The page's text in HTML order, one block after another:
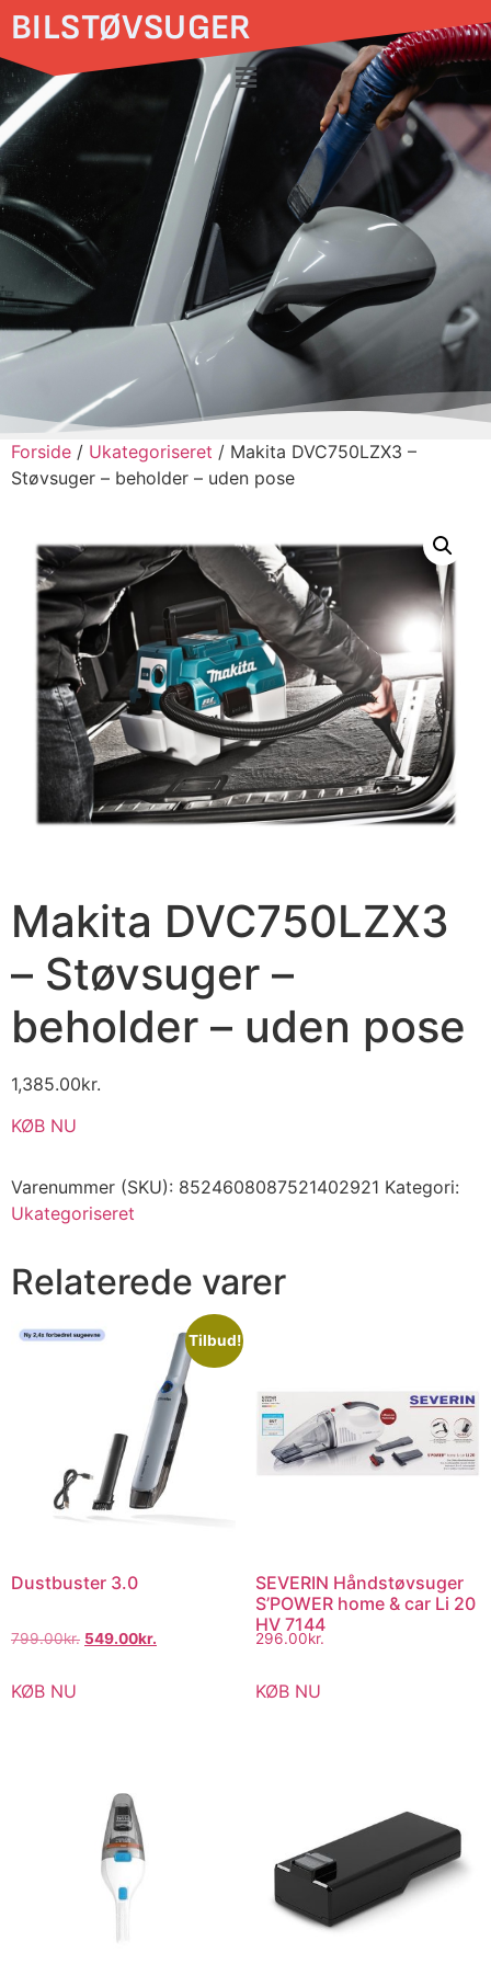
BILSTØVSUGER
Forside / Ukategoriseret / Makita DVC750LZX3 –
Støvsuger – beholder – uden pose
Makita DVC750LZX3
– Støvsuger –
beholder – uden pose
1,385.00kr.
KØB NU
Varenummer (SKU): 8524608087521402921 Kategori:
Ukategoriseret
Relaterede varer
Tilbud!
Dustbuster 3.0
799.00kr. 549.00kr.
KØB NU
SEVERIN Håndstøvsuger
S’POWER home & car Li 20
HV 7144
296.00kr.
KØB NU